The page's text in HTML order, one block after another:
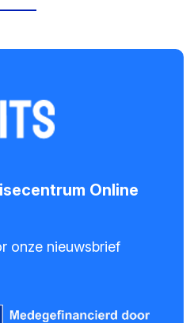
Online
onze nieuwsbrief